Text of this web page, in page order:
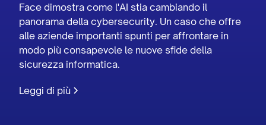
Face dimostra come l'AI stia cambiando il
panorama della cybersecurity. Un caso che offre
alle aziende importanti spunti per affrontare in
modo più consapevole le nuove sfide della
sicurezza informatica.
Leggi di più